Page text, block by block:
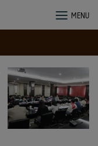
MENU